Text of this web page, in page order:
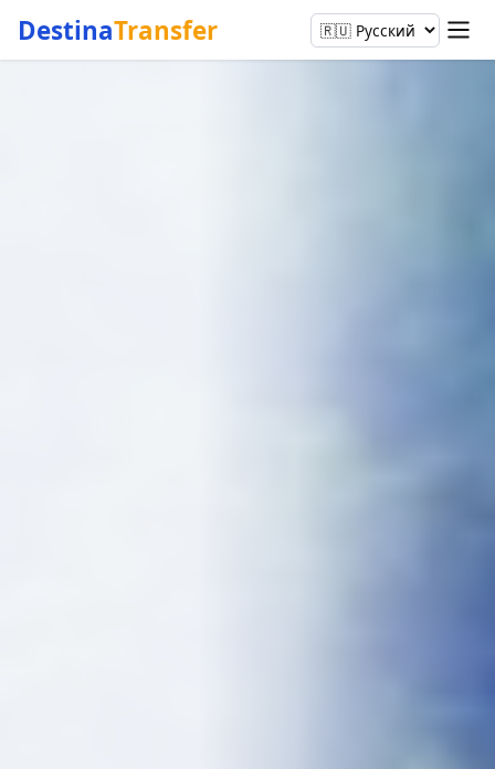
DestinaTransfer